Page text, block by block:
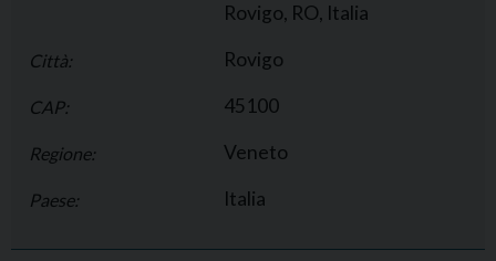
Rovigo, RO, Italia
Città: Rovigo
CAP: 45100
Regione: Veneto
Paese: Italia